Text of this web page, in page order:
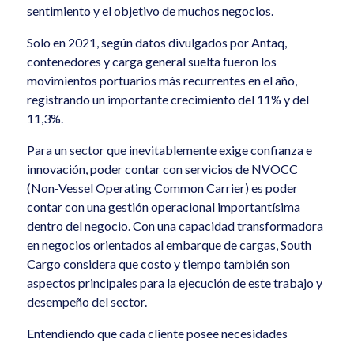
sentimiento y el objetivo de muchos negocios.
Solo en 2021, según datos divulgados por Antaq,
contenedores y carga general suelta fueron los
movimientos portuarios más recurrentes en el año,
registrando un importante crecimiento del 11% y del
11,3%.
Para un sector que inevitablemente exige confianza e
innovación, poder contar con servicios de NVOCC
(Non-Vessel Operating Common Carrier) es poder
contar con una gestión operacional importantísima
dentro del negocio. Con una capacidad transformadora
en negocios orientados al embarque de cargas, South
Cargo considera que costo y tiempo también son
aspectos principales para la ejecución de este trabajo y
desempeño del sector.
Entendiendo que cada cliente posee necesidades